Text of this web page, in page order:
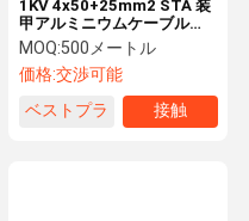
1KV 4x50+25mm2 STA 装
甲アルミニウムケーブル
XLPE 絶縁 PVC シース
IEC60502-1
MOQ:500メートル
価格:交渉可能
ベストプラ
接触